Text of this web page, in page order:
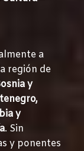
a
región de
y
y
. Sin
y ponentes